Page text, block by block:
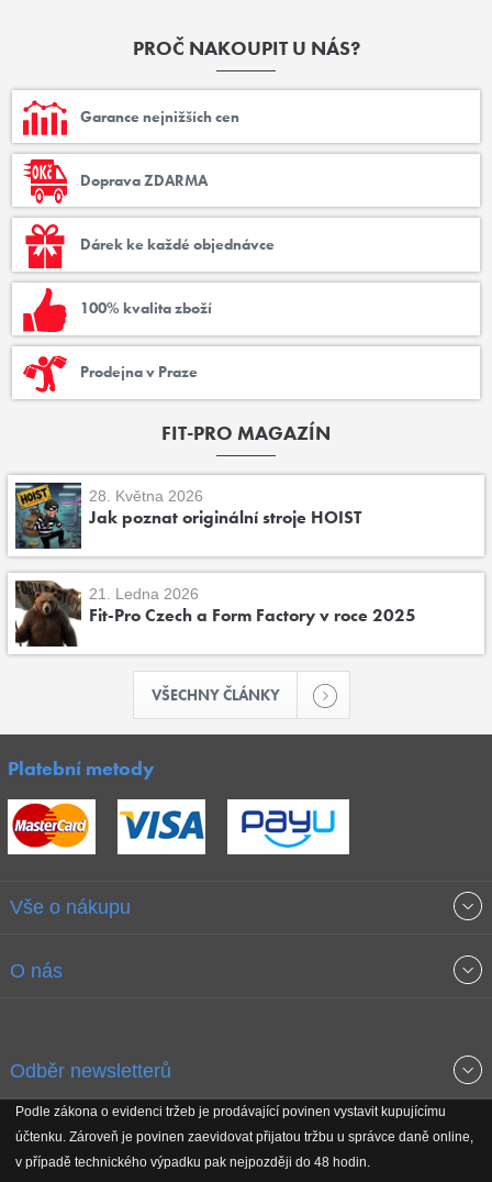
PROČ NAKOUPIT U NÁS?
Garance nejnižších cen
Doprava ZDARMA
Dárek ke každé objednávce
100% kvalita zboží
Prodejna v Praze
FIT-PRO MAGAZÍN
28. Května 2026
Jak poznat originální stroje HOIST
21. Ledna 2026
Fit-Pro Czech a Form Factory v roce 2025
VŠECHNY ČLÁNKY
Platební metody
Vše o nákupu
Obchodní podmínky
Reklamační řád
O nás
Koho podporujeme
Odběr newsletterů
Podle zákona o evidenci tržeb je prodávající povinen vystavit kupujícímu
účtenku. Zároveň je povinen zaevidovat přijatou tržbu u správce daně online,
v případě technického výpadku pak nejpozději do 48 hodin.